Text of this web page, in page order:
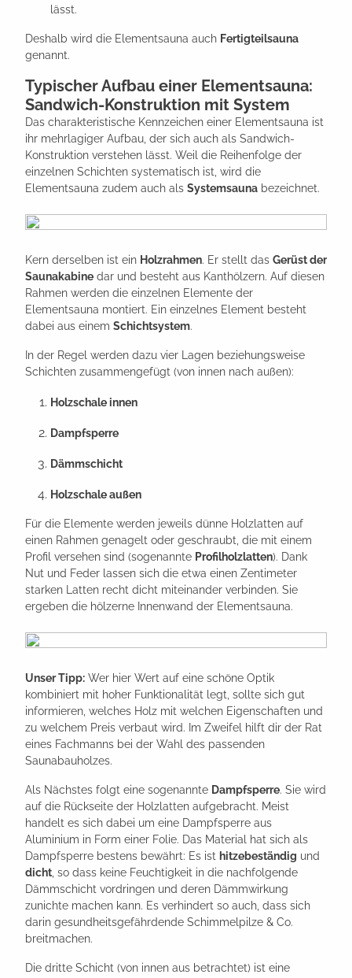
lässt.
Deshalb wird die Elementsauna auch Fertigteilsauna
genannt.
Typischer Aufbau einer Elementsauna:
Sandwich-Konstruktion mit System
Das charakteristische Kennzeichen einer Elementsauna ist
ihr mehrlagiger Aufbau, der sich auch als Sandwich-
Konstruktion verstehen lässt. Weil die Reihenfolge der
einzelnen Schichten systematisch ist, wird die
Elementsauna zudem auch als Systemsauna bezeichnet.
Kern derselben ist ein Holzrahmen. Er stellt das Gerüst der
Saunakabine dar und besteht aus Kanthölzern. Auf diesen
Rahmen werden die einzelnen Elemente der
Elementsauna montiert. Ein einzelnes Element besteht
dabei aus einem Schichtsystem.
In der Regel werden dazu vier Lagen beziehungsweise
Schichten zusammengefügt (von innen nach außen):
Holzschale innen
Dampfsperre
Dämmschicht
Holzschale außen
Für die Elemente werden jeweils dünne Holzlatten auf
einen Rahmen genagelt oder geschraubt, die mit einem
Profil versehen sind (sogenannte Profilholzlatten). Dank
Nut und Feder lassen sich die etwa einen Zentimeter
starken Latten recht dicht miteinander verbinden. Sie
ergeben die hölzerne Innenwand der Elementsauna.
Unser Tipp: Wer hier Wert auf eine schöne Optik
kombiniert mit hoher Funktionalität legt, sollte sich gut
informieren, welches Holz mit welchen Eigenschaften und
zu welchem Preis verbaut wird. Im Zweifel hilft dir der Rat
eines Fachmanns bei der Wahl des passenden
Saunabauholzes.
Als Nächstes folgt eine sogenannte Dampfsperre. Sie wird
auf die Rückseite der Holzlatten aufgebracht. Meist
handelt es sich dabei um eine Dampfsperre aus
Aluminium in Form einer Folie. Das Material hat sich als
Dampfsperre bestens bewährt: Es ist hitzebeständig und
dicht , so dass keine Feuchtigkeit in die nachfolgende
Dämmschicht vordringen und deren Dämmwirkung
zunichte machen kann. Es verhindert so auch, dass sich
darin gesundheitsgefährdende Schimmelpilze & Co.
breitmachen.
Die dritte Schicht (von innen aus betrachtet) ist eine